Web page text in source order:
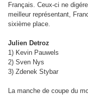
Français. Ceux-ci ne
meilleur représentant,
sixième place.
Julien Detroz
1) Kevin Pauwels
2) Sven Nys
3) Zdenek Stybar
La manche de coupe du